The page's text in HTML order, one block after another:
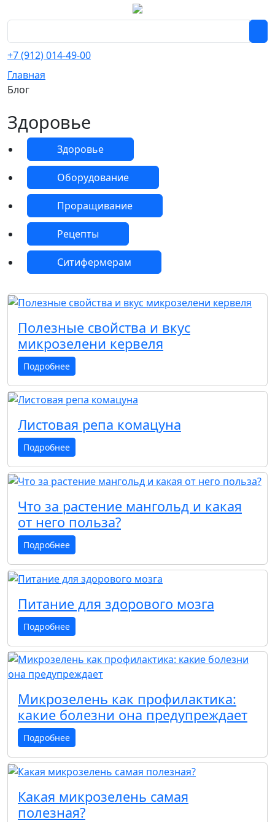
+7 (912) 014-49-00
Главная
Блог
Здоровье
Здоровье
Оборудование
Проращивание
Рецепты
Ситифермерам
Полезные свойства и вкус
микрозелени кервеля
Подробнее
Листовая репа комацуна
Подробнее
Что за растение мангольд и какая
от него польза?
Подробнее
Питание для здорового мозга
Подробнее
Микрозелень как профилактика:
какие болезни она предупреждает
Подробнее
Какая микрозелень самая
полезная?